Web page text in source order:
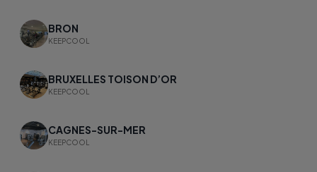
BRON
KEEPCOOL
BRUXELLES TOISON D’OR
KEEPCOOL
CAGNES-SUR-MER
KEEPCOOL